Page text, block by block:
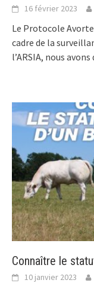
16 février 2023
Le Protocole
cadre de la
l’ARSIA, nous avons
Connaître le
10 janvier 2023